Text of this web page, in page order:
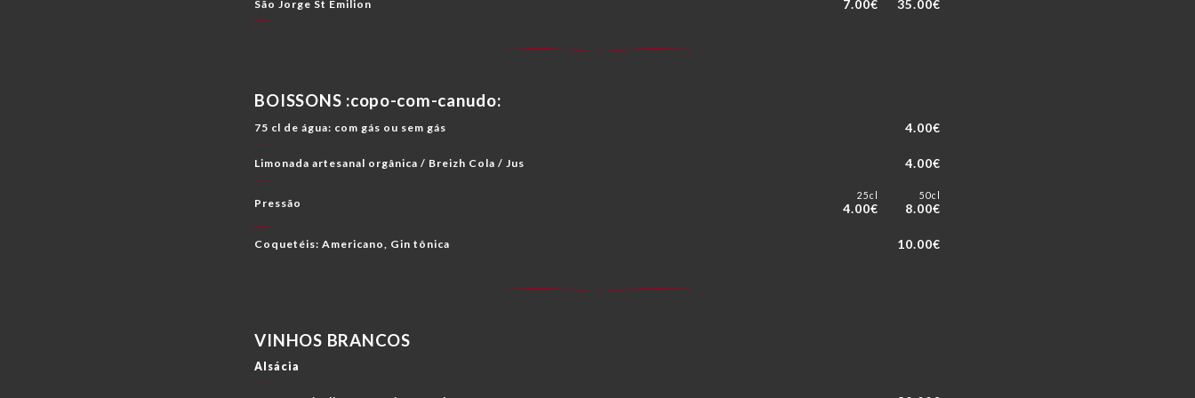
São Jorge St Emilion 7.00€ 35.00€
BOISSONS :copo-com-canudo:
75 cl de água: com gás ou sem gás 4.00€
Limonada artesanal orgânica / Breizh Cola / Jus 4.00€
Pressão
25cl
4.00€
50cl
8.00€
Coquetéis: Americano, Gin tônica 10.00€
VINHOS BRANCOS
Alsácia